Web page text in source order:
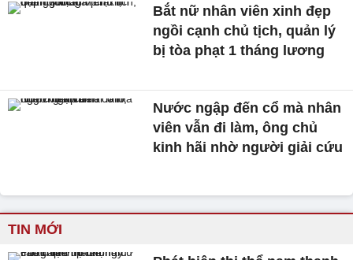
Bắt nữ nhân viên xinh đẹp
ngồi cạnh chủ tịch, quản lý
bị tòa phạt 1 tháng lương
Nước ngập đến cổ mà nhân
viên vẫn đi làm, ông chủ
kinh hãi nhờ người giải cứu
TIN MỚI